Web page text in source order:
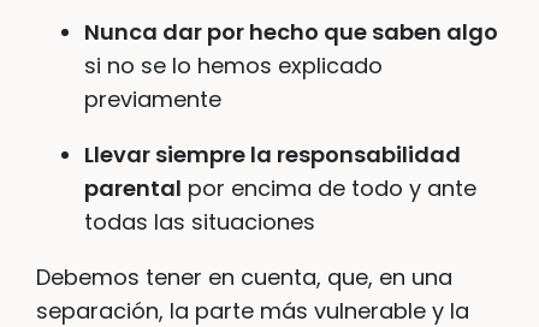
Nunca dar por hecho que saben algo
si no se lo hemos explicado
previamente
Llevar siempre la responsabilidad
parental por encima de todo y ante
todas las situaciones
Debemos tener en cuenta, que, en una
separación, la parte más vulnerable y la